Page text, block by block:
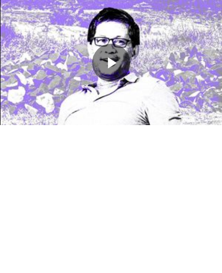
Memutarkan
Video